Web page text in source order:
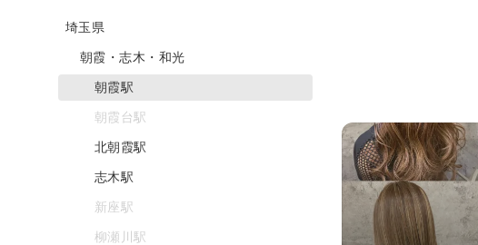
埼玉県
朝霞・志木・和光
朝霞駅
朝霞台駅
北朝霞駅
志木駅
新座駅
柳瀬川駅